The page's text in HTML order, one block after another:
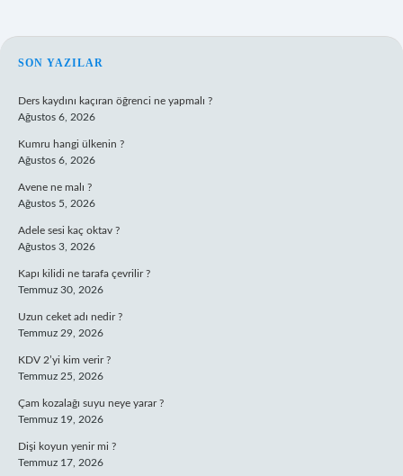
SIDEBAR
SON YAZILAR
Ders kaydını kaçıran öğrenci ne yapmalı ?
Ağustos 6, 2026
Kumru hangi ülkenin ?
Ağustos 6, 2026
Avene ne malı ?
Ağustos 5, 2026
Adele sesi kaç oktav ?
Ağustos 3, 2026
Kapı kilidi ne tarafa çevrilir ?
Temmuz 30, 2026
Uzun ceket adı nedir ?
Temmuz 29, 2026
KDV 2’yi kim verir ?
Temmuz 25, 2026
Çam kozalağı suyu neye yarar ?
Temmuz 19, 2026
Dişi koyun yenir mi ?
Temmuz 17, 2026